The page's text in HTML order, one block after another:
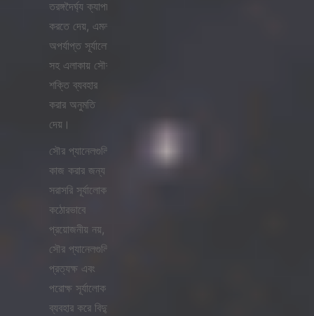
তরঙ্গদৈর্ঘ্য ক্যাপচার
করতে দেয়, এমনকি
অপর্যাপ্ত সূর্যালোক
সহ এলাকায় সৌর
শক্তি ব্যবহার
করার অনুমতি
দেয়।
সৌর প্যানেলগুলি
কাজ করার জন্য
সরাসরি সূর্যালোক
কঠোরভাবে
প্রয়োজনীয় নয়,
সৌর প্যানেলগুলি
প্রত্যক্ষ এবং
পরোক্ষ সূর্যালোক
ব্যবহার করে বিদ্যুৎ